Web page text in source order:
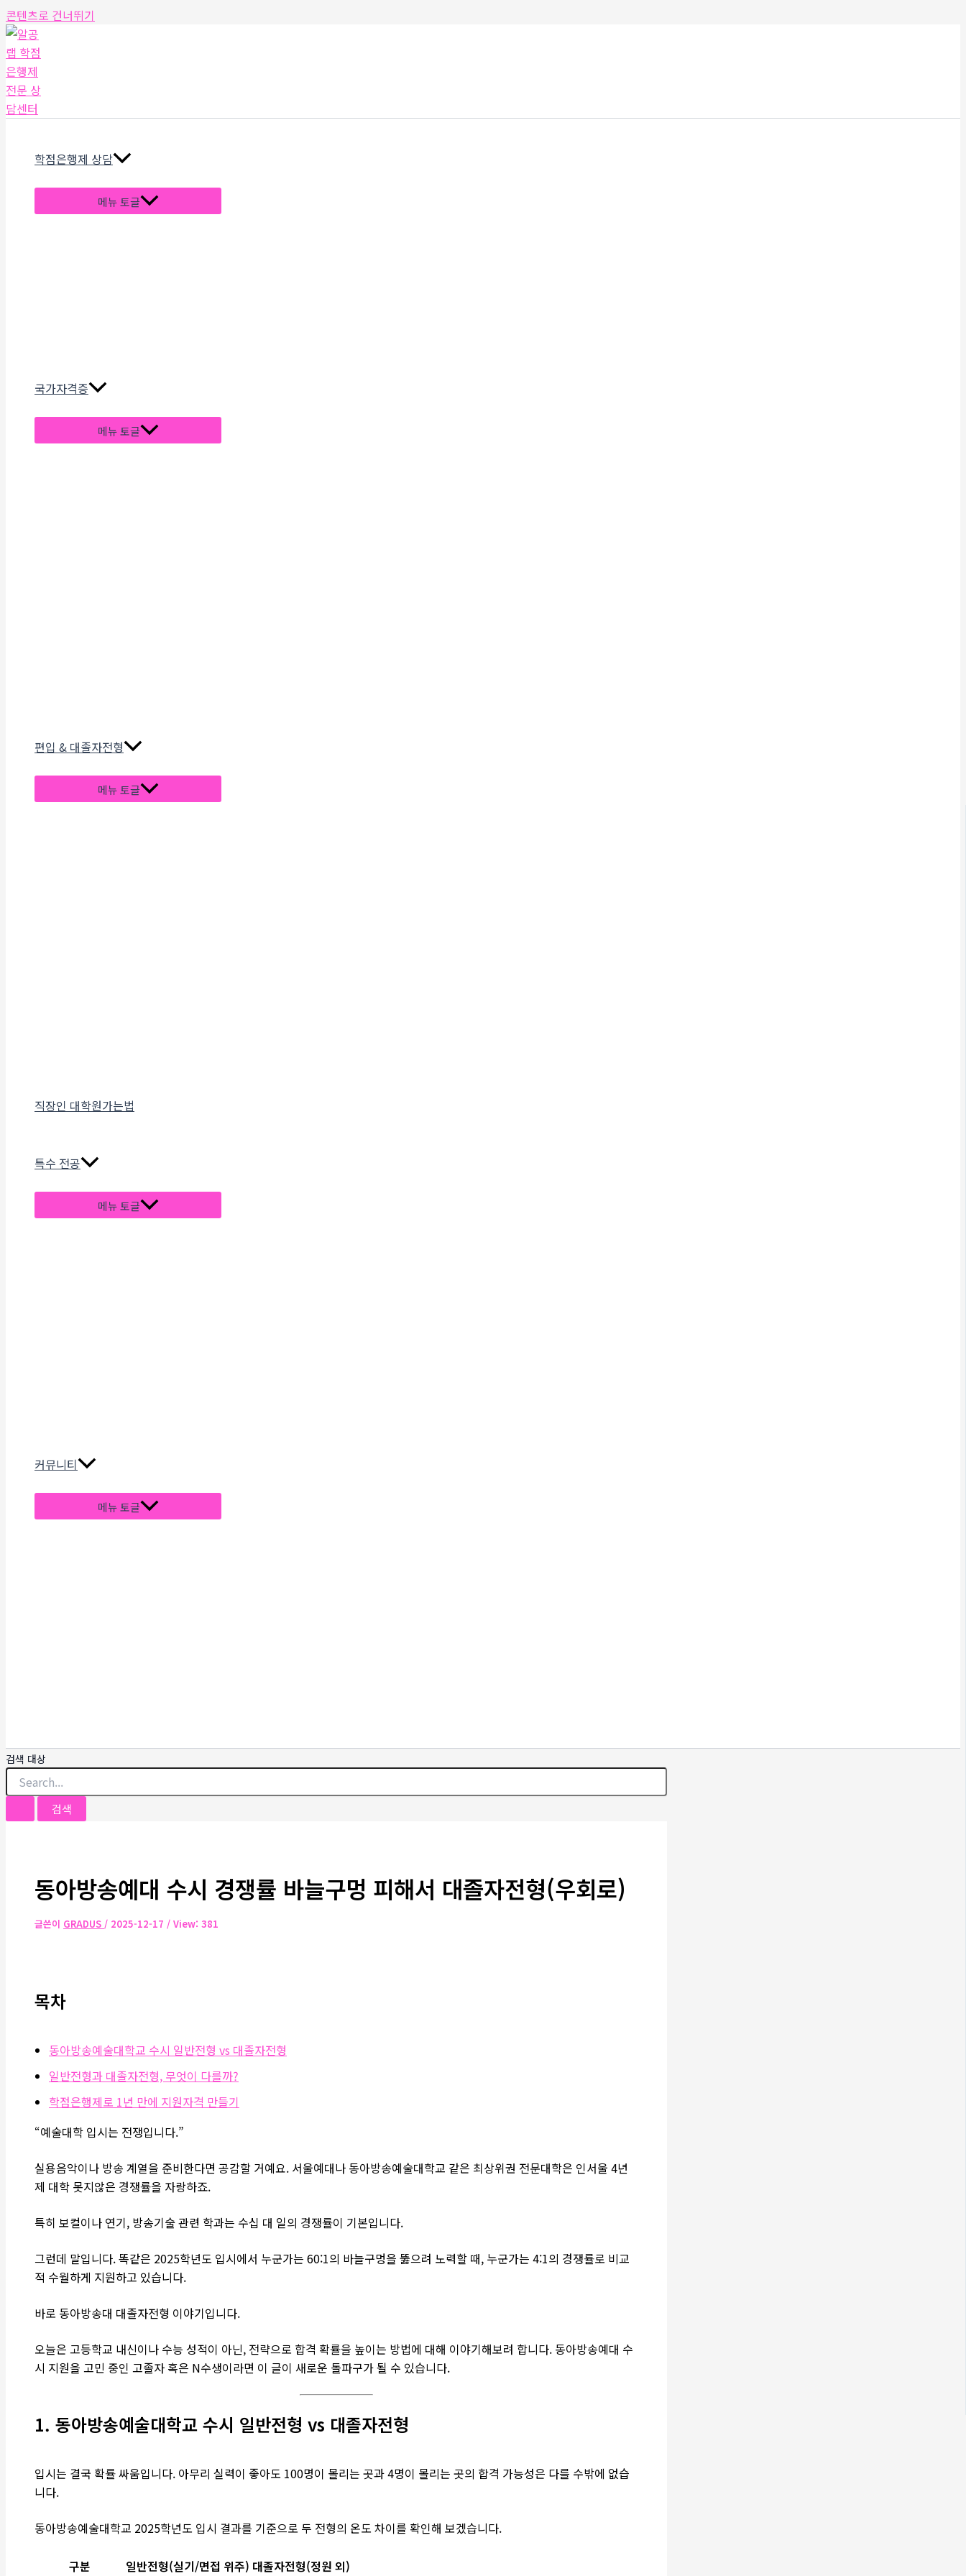
콘텐츠로 건너뛰기
학점은행제 상담
메뉴 토글
국가자격증
메뉴 토글
편입 & 대졸자전형
메뉴 토글
직장인 대학원가는법
특수 전공
메뉴 토글
커뮤니티
메뉴 토글
검색 대상
동아방송예대 수시 경쟁률 바늘구멍 피해서 대졸자전형(우회로)
글쓴이 GRADUS / 2025-12-17 / View: 381
목차
동아방송예술대학교 수시 일반전형 vs 대졸자전형
일반전형과 대졸자전형, 무엇이 다를까?
학점은행제로 1년 만에 지원자격 만들기
“예술대학 입시는 전쟁입니다.”
실용음악이나 방송 계열을 준비한다면 공감할 거예요. 서울예대나 동아방송예술대학교 같은 최상위권 전문대학은 인서울 4년
제 대학 못지않은 경쟁률을 자랑하죠.
특히 보컬이나 연기, 방송기술 관련 학과는 수십 대 일의 경쟁률이 기본입니다.
그런데 말입니다. 똑같은 2025학년도 입시에서 누군가는 60:1의 바늘구멍을 뚫으려 노력할 때, 누군가는 4:1의 경쟁률로 비교
적 수월하게 지원하고 있습니다.
바로 동아방송대 대졸자전형 이야기입니다.
오늘은 고등학교 내신이나 수능 성적이 아닌, 전략으로 합격 확률을 높이는 방법에 대해 이야기해보려 합니다. 동아방송예대 수
시 지원을 고민 중인 고졸자 혹은 N수생이라면 이 글이 새로운 돌파구가 될 수 있습니다.
1. 동아방송예술대학교 수시 일반전형 vs 대졸자전형
입시는 결국 확률 싸움입니다. 아무리 실력이 좋아도 100명이 몰리는 곳과 4명이 몰리는 곳의 합격 가능성은 다를 수밖에 없습
니다.
동아방송예술대학교 2025학년도 입시 결과를 기준으로 두 전형의 온도 차이를 확인해 보겠습니다.
구분 일반전형(실기/면접 위주) 대졸자전형(정원 외)